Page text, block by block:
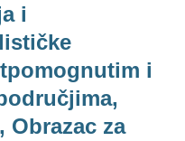
i
i
Obrazac za